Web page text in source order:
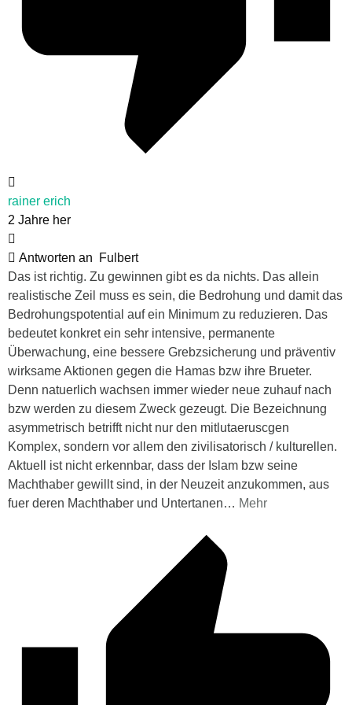
rainer erich
2 Jahre her
Antworten an
Fulbert
Das ist richtig. Zu gewinnen gibt es da nichts. Das allein
realistische Zeil muss es sein, die Bedrohung und damit das
Bedrohungspotential auf ein Minimum zu reduzieren. Das
bedeutet konkret ein sehr intensive, permanente
Überwachung, eine bessere Grebzsicherung und präventiv
wirksame Aktionen gegen die Hamas bzw ihre Brueter.
Denn natuerlich wachsen immer wieder neue zuhauf nach
bzw werden zu diesem Zweck gezeugt. Die Bezeichnung
asymmetrisch betrifft nicht nur den mitlutaeruscgen
Komplex, sondern vor allem den zivilisatorisch / kulturellen.
Aktuell ist nicht erkennbar, dass der Islam bzw seine
Machthaber gewillt sind, in der Neuzeit anzukommen, aus
fuer deren Machthaber und Untertanen… Mehr